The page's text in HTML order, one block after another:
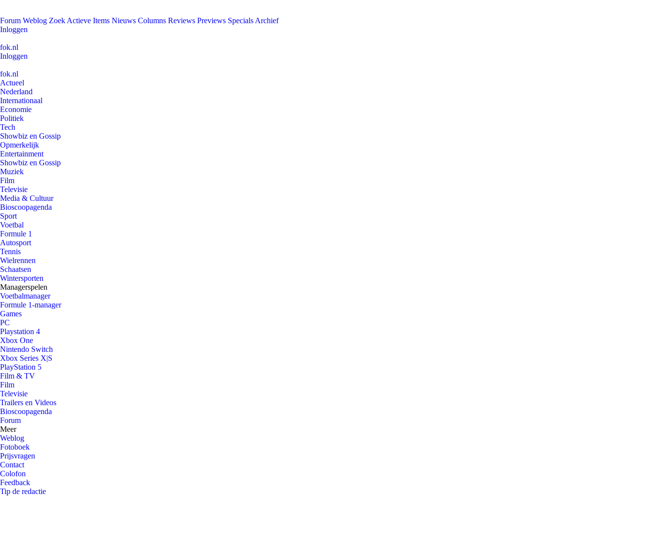
Forum Weblog Zoek Actieve Items Nieuws Columns Reviews Previews Specials Archief
Inloggen
fok.nl
Inloggen
fok.nl
Actueel
Nederland
Internationaal
Economie
Politiek
Tech
Showbiz en Gossip
Opmerkelijk
Entertainment
Showbiz en Gossip
Muziek
Film
Televisie
Media & Cultuur
Bioscoopagenda
Sport
Voetbal
Formule 1
Autosport
Tennis
Wielrennen
Schaatsen
Wintersporten
Managerspelen
Voetbalmanager
Formule 1-manager
Games
PC
Playstation 4
Xbox One
Nintendo Switch
Xbox Series X|S
PlayStation 5
Film & TV
Film
Televisie
Trailers en Videos
Bioscoopagenda
Forum
Meer
Weblog
Fotoboek
Prijsvragen
Contact
Colofon
Feedback
Tip de redactie